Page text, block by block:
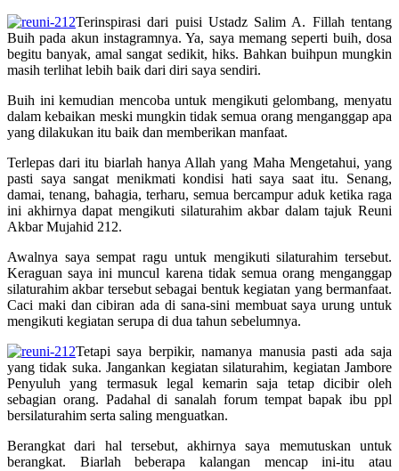
Terinspirasi dari puisi Ustadz Salim A. Fillah tentang
Buih pada akun instagramnya. Ya, saya memang seperti buih, dosa
begitu banyak, amal sangat sedikit, hiks. Bahkan buihpun mungkin
masih terlihat lebih baik dari diri saya sendiri.
Buih ini kemudian mencoba untuk mengikuti gelombang, menyatu
dalam kebaikan meski mungkin tidak semua orang menganggap apa
yang dilakukan itu baik dan memberikan manfaat.
Terlepas dari itu biarlah hanya Allah yang Maha Mengetahui, yang
pasti saya sangat menikmati kondisi hati saya saat itu. Senang,
damai, tenang, bahagia, terharu, semua bercampur aduk ketika raga
ini akhirnya dapat mengikuti silaturahim akbar dalam tajuk Reuni
Akbar Mujahid 212.
Awalnya saya sempat ragu untuk mengikuti silaturahim tersebut.
Keraguan saya ini muncul karena tidak semua orang menganggap
silaturahim akbar tersebut sebagai bentuk kegiatan yang bermanfaat.
Caci maki dan cibiran ada di sana-sini membuat saya urung untuk
mengikuti kegiatan serupa di dua tahun sebelumnya.
Tetapi saya berpikir, namanya manusia pasti ada saja
yang tidak suka. Jangankan kegiatan silaturahim, kegiatan Jambore
Penyuluh yang termasuk legal kemarin saja tetap dicibir oleh
sebagian orang. Padahal di sanalah forum tempat bapak ibu ppl
bersilaturahim serta saling menguatkan.
Berangkat dari hal tersebut, akhirnya saya memutuskan untuk
berangkat. Biarlah beberapa kalangan mencap ini-itu atau